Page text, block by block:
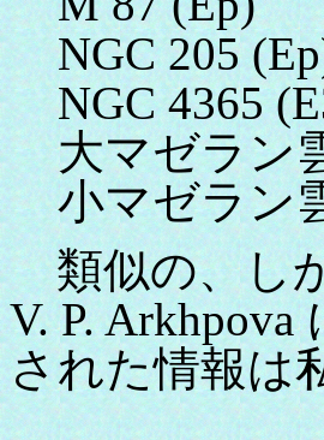
NGC
NGC
大マ
小マ
類似の、しか
V. P.
された情報は